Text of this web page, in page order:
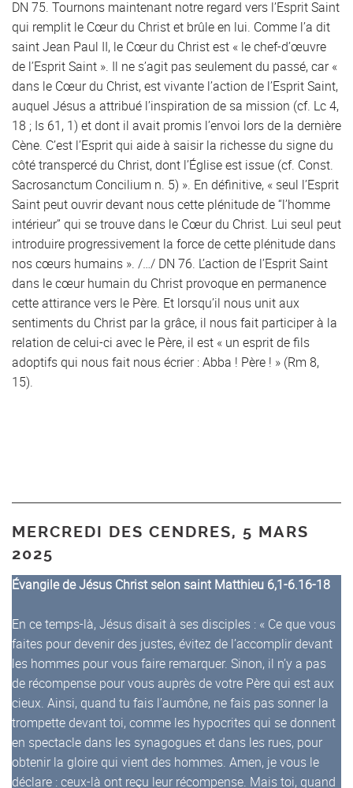
DN 75. Tournons maintenant notre regard vers l’Esprit Saint
qui remplit le Cœur du Christ et brûle en lui. Comme l’a dit
saint Jean Paul II, le Cœur du Christ est « le chef-d’œuvre
de l’Esprit Saint ». Il ne s’agit pas seulement du passé, car «
dans le Cœur du Christ, est vivante l’action de l’Esprit Saint,
auquel Jésus a attribué l’inspiration de sa mission (cf. Lc 4,
18 ; Is 61, 1) et dont il avait promis l’envoi lors de la dernière
Cène. C’est l’Esprit qui aide à saisir la richesse du signe du
côté transpercé du Christ, dont l’Église est issue (cf. Const.
Sacrosanctum Concilium n. 5) ». En définitive, « seul l’Esprit
Saint peut ouvrir devant nous cette plénitude de “l’homme
intérieur” qui se trouve dans le Cœur du Christ. Lui seul peut
introduire progressivement la force de cette plénitude dans
nos cœurs humains ». /…/ DN 76. L’action de l’Esprit Saint
dans le cœur humain du Christ provoque en permanence
cette attirance vers le Père. Et lorsqu’il nous unit aux
sentiments du Christ par la grâce, il nous fait participer à la
relation de celui-ci avec le Père, il est « un esprit de fils
adoptifs qui nous fait nous écrier : Abba ! Père ! » (Rm 8,
15).
MERCREDI DES CENDRES, 5 MARS
2025
Évangile de Jésus Christ selon saint Matthieu 6,1-6.16-18
En ce temps-là, Jésus disait à ses disciples : « Ce que vous
faites pour devenir des justes, évitez de l’accomplir devant
les hommes pour vous faire remarquer. Sinon, il n’y a pas
de récompense pour vous auprès de votre Père qui est aux
cieux. Ainsi, quand tu fais l’aumône, ne fais pas sonner la
trompette devant toi, comme les hypocrites qui se donnent
en spectacle dans les synagogues et dans les rues, pour
obtenir la gloire qui vient des hommes. Amen, je vous le
déclare : ceux-là ont reçu leur récompense. Mais toi, quand